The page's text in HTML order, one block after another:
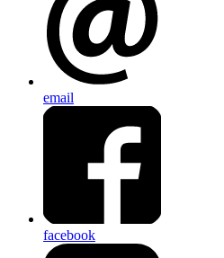
email
facebook